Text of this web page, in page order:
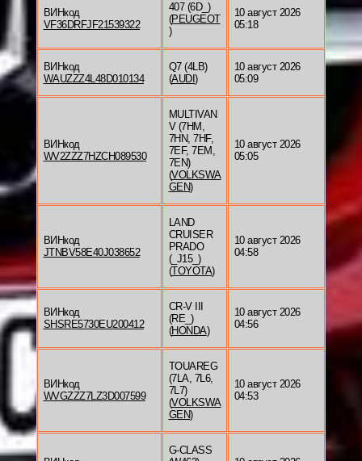
ВИНкод
VF36DRFJF21539322
407 (6D_)
(PEUGEOT
)
10 август 2026
05:18
ВИНкод
WAUZZZ4L48D010134
Q7 (4LB)
(AUDI )
10 август 2026
05:09
ВИНкод
WV2ZZZ7HZCH089530
MULTIVAN
V (7HM,
7HN, 7HF,
7EF, 7EM,
7EN)
(VOLKSWA
GEN)
10 август 2026
05:05
ВИНкод
JTNBV58E40J038652
LAND
CRUISER
PRADO
(_J15_)
(TOYOTA)
10 август 2026
04:58
ВИНкод
SHSRE5730EU200412
CR-V III
(RE_)
(HONDA)
10 август 2026
04:56
ВИНкод
WVGZZZ7LZ3D007599
TOUAREG
(7LA, 7L6,
7L7)
(VOLKSWA
GEN)
10 август 2026
04:53
G-CLASS